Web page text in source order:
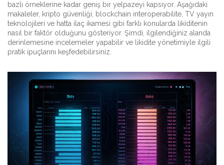
bazlı örneklerine kadar geniş bir yelpazeyi kapsıyor. Aşağıdaki
makaleler, kripto güvenliği, blockchain interoperabilite, TV yayın
teknolojileri ve hatta ilaç ikamesi gibi farklı konularda likiditenin
nasıl bir faktör olduğunu gösteriyor. Şimdi, ilgilendiğiniz alanda
derinlemesine incelemeler yapabilir ve likidite yönetimiyle ilgili
pratik ipuçlarını keşfedebilirsiniz.